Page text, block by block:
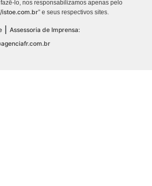
lo, nos responsabilizamos apenas pelo
istoe.com.br” e seus respectivos sites.
Assessoria de Imprensa: